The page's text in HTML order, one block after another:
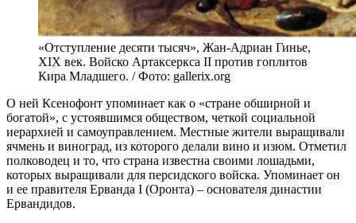
«Отступление десяти тысяч», Жан-Адриан Гинье,
XIX век. Войско Артаксеркса II против гоплитов
Кира Младшего. / Фото: gallerix.org
О ней Ксенофонт упоминает как о «стране обширной и
богатой», с устоявшимся обществом, четкой социальной
иерархией и самоуправлением. Местные жители выращивали
ячмень и виноград, из которого делали вино и изюм. Отметил
полководец и то, что страна известна своими лошадьми,
которых выращивали для персидского войска. Упоминает он
и ее правителя Ерванда I (Оронта) – основателя династии
Ервандидов.